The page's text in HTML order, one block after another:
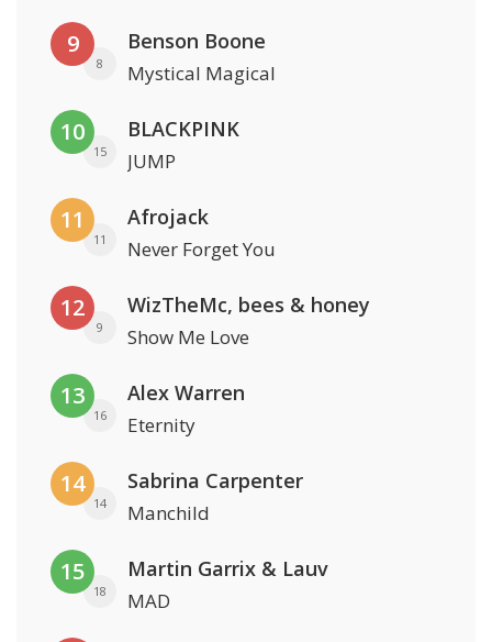
9
8
Benson Boone
Mystical Magical
10
15
BLACKPINK
JUMP
11
11
Afrojack
Never Forget You
12
9
WizTheMc, bees & honey
Show Me Love
13
16
Alex Warren
Eternity
14
14
Sabrina Carpenter
Manchild
15
18
Martin Garrix & Lauv
MAD